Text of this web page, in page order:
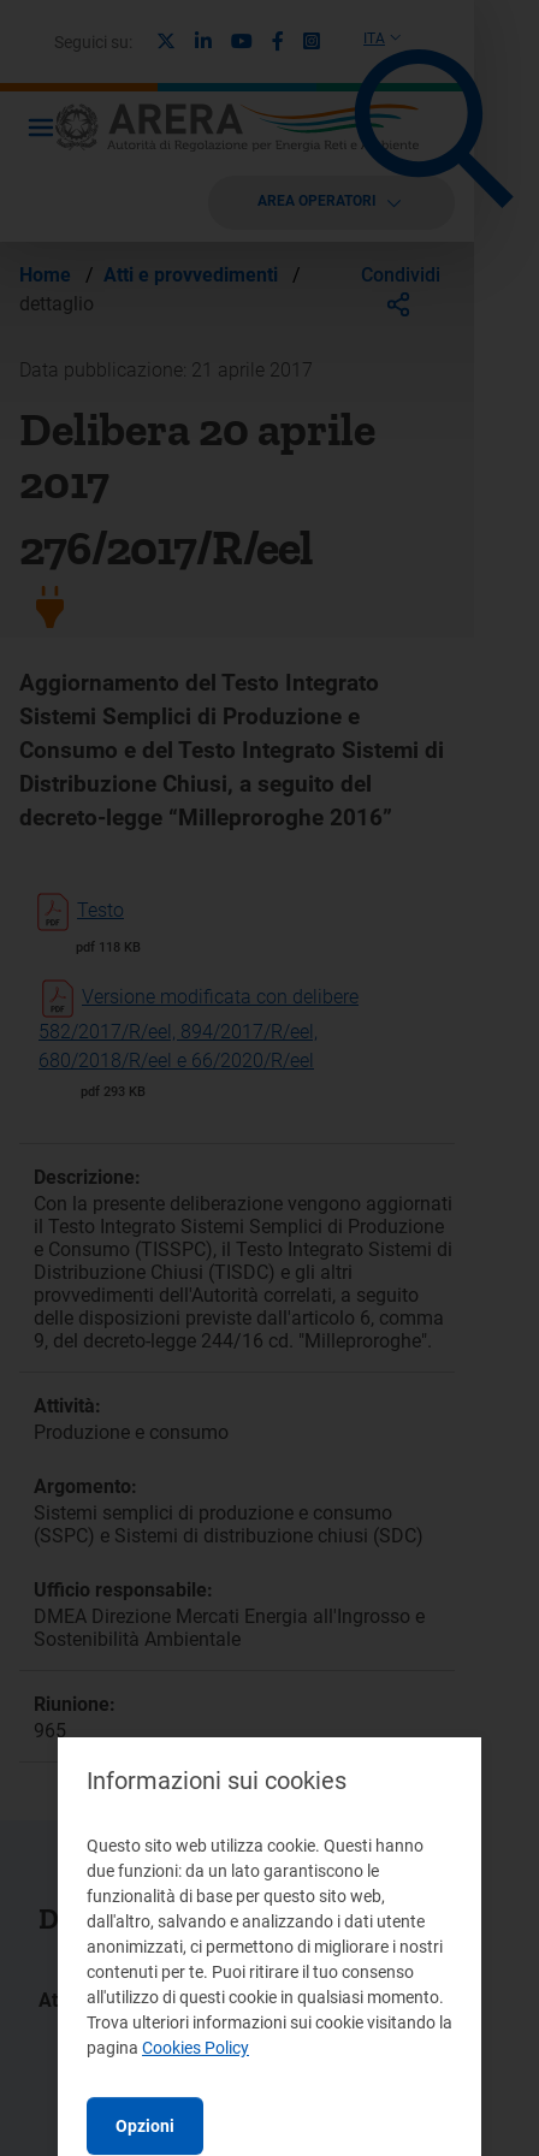
ITA
Seguici su: LinkedinYoutubeFacebook
Instagram
AREA OPERATORI
Home / Atti e provvedimenti
/
dettaglio
Condividi
Data pubblicazione: 21 aprile 2017
Delibera 20 aprile
2017
276/2017/R/eel
Aggiornamento del Testo Integrato
Sistemi Semplici di Produzione e
Consumo e del Testo Integrato Sistemi di
Distribuzione Chiusi, a seguito del
decreto-legge “Milleproroghe 2016”
Testo
pdf 118 KB
Versione modificata con delibere
582/2017/R/eel, 894/2017/R/eel,
680/2018/R/eel e 66/2020/R/eel
pdf 293 KB
Descrizione:
Con la presente deliberazione vengono aggiornati
il Testo Integrato Sistemi Semplici di Produzione
e Consumo (TISSPC), il Testo Integrato Sistemi di
Distribuzione Chiusi (TISDC) e gli altri
provvedimenti dell'Autorità correlati, a seguito
delle disposizioni previste dall'articolo 6, comma
9, del decreto-legge 244/16 cd. "Milleproroghe".
Attività:
Produzione e consumo
Argomento:
Sistemi semplici di produzione e consumo
(SSPC) e Sistemi di distribuzione chiusi (SDC)
Ufficio responsabile:
DMEA Direzione Mercati Energia all'Ingrosso e
Sostenibilità Ambientale
Riunione:
965
Documenti collegati
Atti:
235/2023/R/eel
207/2022/R/eel
680/2018/R/eel
894/2017/R/eel
Informazioni sui cookies
Questo sito web utilizza cookie. Questi hanno
due funzioni: da un lato garantiscono le
funzionalità di base per questo sito web,
dall'altro, salvando e analizzando i dati utente
anonimizzati, ci permettono di migliorare i nostri
contenuti per te. Puoi ritirare il tuo consenso
all'utilizzo di questi cookie in qualsiasi momento.
Trova ulteriori informazioni sui cookie visitando la
pagina Cookies Policy
Opzioni